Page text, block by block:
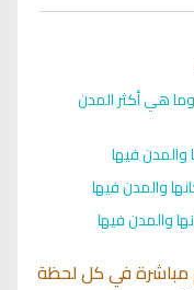
وما هي أكثر المدن
فيها
والمدن فيها
والمدن فيها
مباشرة في كل لحظة